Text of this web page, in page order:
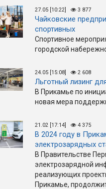
27.05 [10:22] 3 877
Чайковские
спортивных
Спортивное
городской
24.05 [15:08] 2 608
Льготный лизинг
В Прикамье по
новая мера
21.02 [17:14] 4 375
В 2024 году в
электрозарядных
В Правительстве
электрозарядной
реализующих
Прикамье,